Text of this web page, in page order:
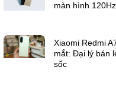
màn hình
Xiaomi Redmi
mắt: Đại lý bán
sốc